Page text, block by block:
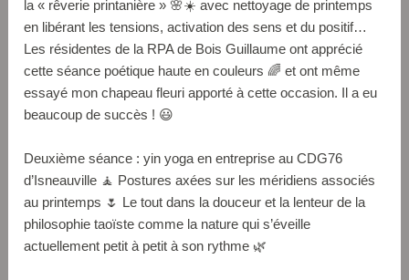
la « rêverie printanière » 🌸☀️ avec nettoyage de printemps
en libérant les tensions, activation des sens et du positif…
Les résidentes de la RPA de Bois Guillaume ont apprécié
cette séance poétique haute en couleurs 🌈 et ont même
essayé mon chapeau fleuri apporté à cette occasion. Il a eu
beaucoup de succès ! 😃
Deuxième séance : yin yoga en entreprise au CDG76
d’Isneauville 🧘 Postures axées sur les méridiens associés
au printemps 🌷 Le tout dans la douceur et la lenteur de la
philosophie taoïste comme la nature qui s’éveille
actuellement petit à petit à son rythme 🌿